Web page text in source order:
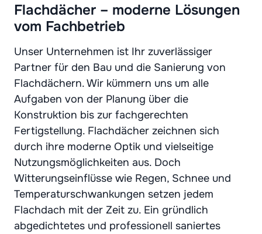
Flachdächer – moderne Lösungen
vom Fachbetrieb
Unser Unternehmen ist Ihr zuverlässiger
Partner für den Bau und die Sanierung von
Flachdächern. Wir kümmern uns um alle
Aufgaben von der Planung über die
Konstruktion bis zur fachgerechten
Fertigstellung. Flachdächer zeichnen sich
durch ihre moderne Optik und vielseitige
Nutzungsmöglichkeiten aus. Doch
Witterungseinflüsse wie Regen, Schnee und
Temperaturschwankungen setzen jedem
Flachdach mit der Zeit zu. Ein gründlich
abgedichtetes und professionell saniertes